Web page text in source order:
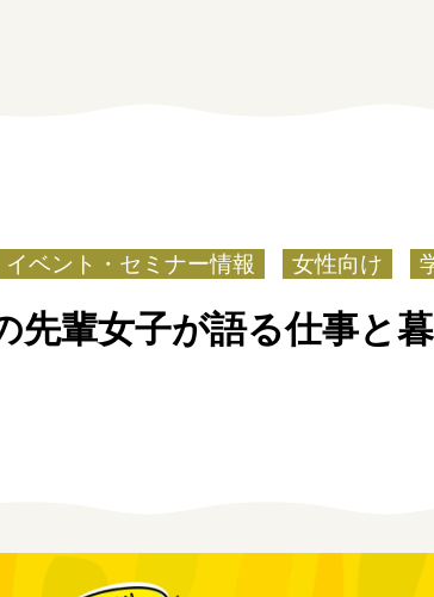
ごと広場みえ みえの企業まるわかり
イベント・セミナー情報 女性向け
先輩女子が語る仕事と